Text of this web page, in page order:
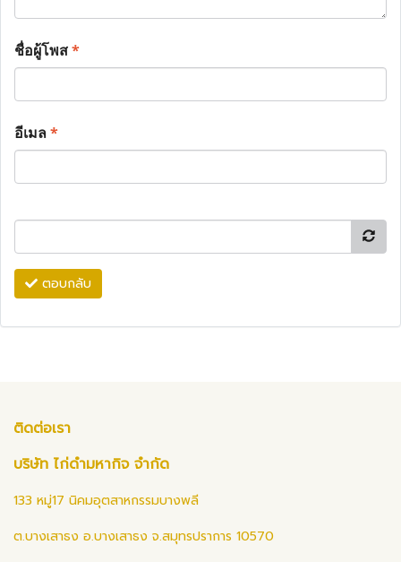
ชื่อผู้โพส*
อีเมล*
ตอบกลับ
ติดต่อเรา
บริษัท ไก่ดำมหากิจ จำกัด
133 หมู่17 นิคมอุตสาหกรรมบางพลี
ต.บางเสาธง อ.บางเสาธง จ.สมุทรปราการ 10570